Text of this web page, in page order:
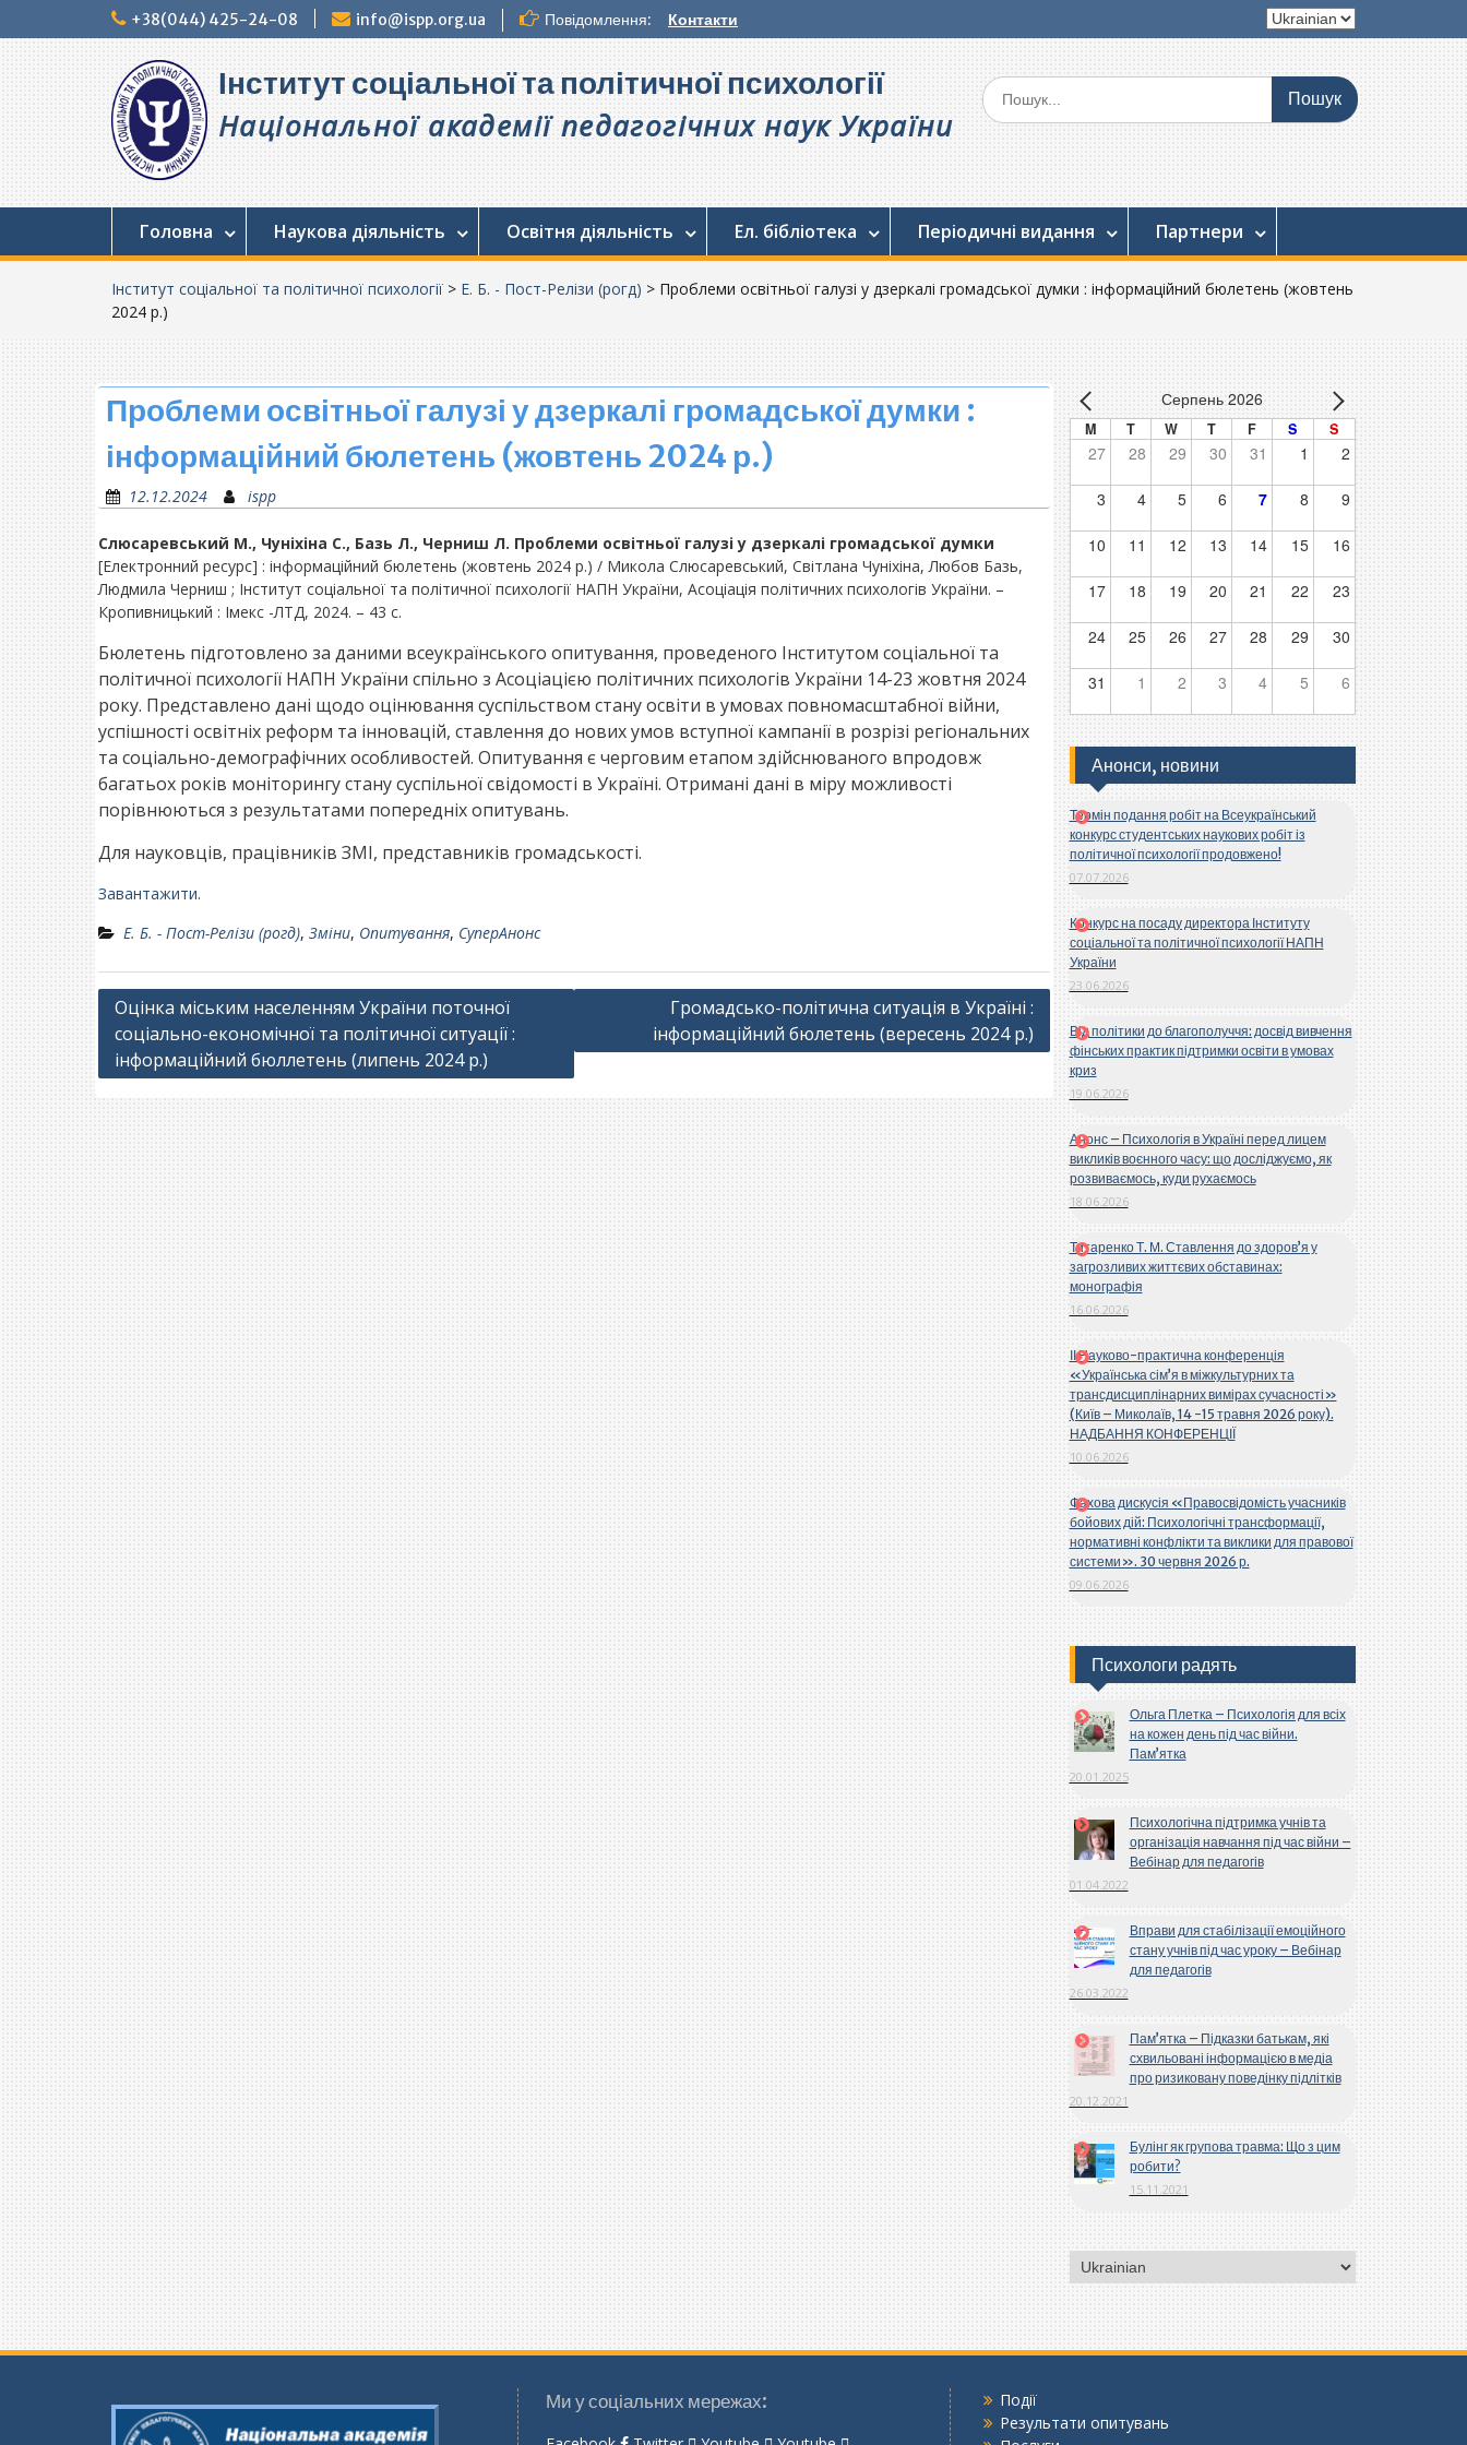
до
+38(044) 425-24-08 info@ispp.org.ua Повідомлення: Контакти
Вибрати
мову
Інститут соціальної та політичної психології
Національної академії педагогічних наук України
Шукати:
Головна Наукова діяльність Освітня діяльність Ел. бібліотека Періодичні видання Партнери
Інститут соціальної та політичної психології > Е. Б. - Пост-Релізи (рогд) > Проблеми освітньої галузі у дзеркалі громадської думки : інформаційний бюлетень (жовтень
2024 р.)
Проблеми освітньої галузі у дзеркалі громадської думки :
інформаційний бюлетень (жовтень 2024 р.)
12.12.2024 ispp
Слюсаревський М., Чуніхіна С., Базь Л., Черниш Л. Проблеми освітньої галузі у дзеркалі громадської думки
[Електронний ресурс] : інформаційний бюлетень (жовтень 2024 р.) / Микола Слюсаревський, Світлана Чуніхіна, Любов Базь,
Людмила Черниш ; Інститут соціальної та політичної психології НАПН України, Асоціація політичних психологів України. –
Кропивницький : Імекс -ЛТД, 2024. – 43 с.
Бюлетень підготовлено за даними всеукраїнського опитування, проведеного Інститутом соціальної та
політичної психології НАПН України спільно з Асоціацією політичних психологів України 14-23 жовтня 2024
року. Представлено дані щодо оцінювання суспільством стану освіти в умовах повномасштабної війни,
успішності освітніх реформ та інновацій, ставлення до нових умов вступної кампанії в розрізі регіональних
та соціально-демографічних особливостей. Опитування є черговим етапом здійснюваного впродовж
багатьох років моніторингу стану суспільної свідомості в Україні. Отримані дані в міру можливості
порівнюються з результатами попередніх опитувань.
Для науковців, працівників ЗМІ, представників громадськості.
Завантажити.
Е. Б. - Пост-Релізи (рогд), Зміни, Опитування, СуперАнонс
Навігація
записів
Оцінка міським населенням України поточної
соціально-економічної та політичної ситуації :
інформаційний бюллетень (липень 2024 р.)
Громадсько-політична ситуація в Україні :
інформаційний бюлетень (вересень 2024 р.)
Серпень 2026
M T W T F S S
27 28 29 30 31 1 2
3 4 5 6 7 8 9
10 11 12 13 14 15 16
17 18 19 20 21 22 23
24 25 26 27 28 29 30
31 1 2 3 4 5 6
Анонси, новини
Термін подання робіт на Всеукраїнський
конкурс студентських наукових робіт із
політичної психології продовжено!
07.07.2026
Конкурс на посаду директора Інституту
соціальної та політичної психології НАПН
України
23.06.2026
Від політики до благополуччя: досвід вивчення
фінських практик підтримки освіти в умовах
криз
19.06.2026
Анонс – Психологія в Україні перед лицем
викликів воєнного часу: що досліджуємо, як
розвиваємось, куди рухаємось
18.06.2026
Титаренко Т. М. Ставлення до здоров’я у
загрозливих життєвих обставинах:
монографія
16.06.2026
ІІ Науково-практична конференція
«Українська сім’я в міжкультурних та
трансдисциплінарних вимірах сучасності»
(Київ – Миколаїв, 14 -15 травня 2026 року).
НАДБАННЯ КОНФЕРЕНЦІЇ
10.06.2026
Фахова дискусія «Правосвідомість учасників
бойових дій: Психологічні трансформації,
нормативні конфлікти та виклики для правової
системи». 30 червня 2026 р.
09.06.2026
Психологи радять
Ольга Плетка – Психологія для всіх
на кожен день під час війни.
Пам’ятка
20.01.2025
Психологічна підтримка учнів та
організація навчання під час війни –
Вебінар для педагогів
01.04.2022
Вправи для стабілізації емоційного
стану учнів під час уроку – Вебінар
для педагогів
26.03.2022
Пам’ятка – Підказки батькам, які
схвильовані інформацією в медіа
про ризиковану поведінку підлітків
20.12.2021
Булінг як групова травма: Що з цим
робити?
15.11.2021
Вибрати
мову
Ми у соціальних мережах:
Події
Результати опитувань